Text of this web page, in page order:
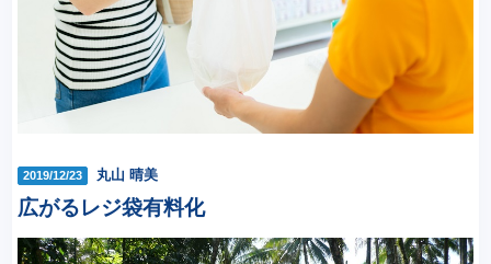
2019/12/23 丸山 晴美
広がるレジ袋有料化